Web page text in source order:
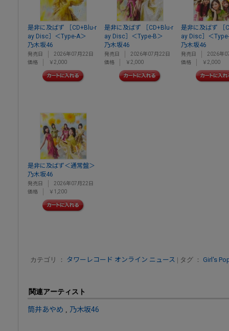
是非に及ばず ［CD+Blu-r
ay Disc］＜Type-A＞
乃木坂46
発売日
2026年07月22日
価格
￥2,000
是非に及ばず ［CD+Blu-r
ay Disc］＜Type-B＞
乃木坂46
発売日
2026年07月22日
価格
￥2,000
是非に及ばず ［
ay Disc］＜
乃木坂46
発売日
2026年
価格
￥2,000
是非に及ばず＜通常盤＞
乃木坂46
発売日
2026年07月22日
価格
￥1,200
カテゴリ ： タワーレコード オンライン ニュース | タグ ： Girl's
関連アーティスト
筒井あやめ , 乃木坂46